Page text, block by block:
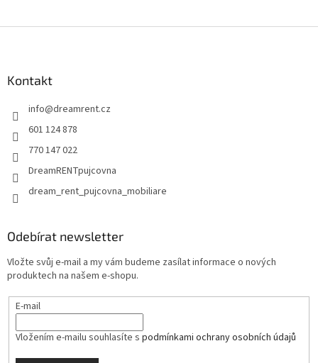
Kontakt
info@dreamrent.cz
601 124 878
770 147 022
DreamRENTpujcovna
dream_rent_pujcovna_mobiliare
Odebírat newsletter
Vložte svůj e-mail a my vám budeme zasílat informace o nových
produktech na našem e-shopu.
E-mail
Vložením e-mailu souhlasíte s podmínkami ochrany osobních údajů